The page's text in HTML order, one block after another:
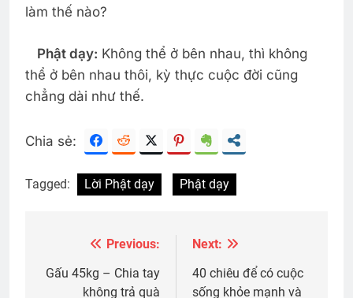
làm thế nào?
Phật dạy: Không thể ở bên nhau, thì không
thể ở bên nhau thôi, kỳ thực cuộc đời cũng
chẳng dài như thế.
Chia sẻ:
Tagged: Lời Phật dạy Phật dạy
navigation
Previous:
Gấu 45kg – Chia tay
không trả quà
Next:
40 chiêu để có cuộc
sống khỏe mạnh và